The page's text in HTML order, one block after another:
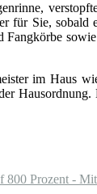
für Sie, sobald
Fangkörbe
im Haus
Prozent -